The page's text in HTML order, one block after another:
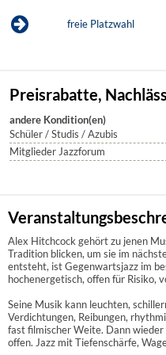
freie Platzwahl
Preisrabatte,
andere Kondition(en)
Schüler / Studis / Azubis
Mitglieder Jazzforum
Alex Hitchcock gehört zu jenen
Tradition blicken, um sie im
entsteht, ist Gegenwartsjazz im
hochenergetisch, offen für Risiko,
Seine Musik kann leuchten,
Verdichtungen, Reibungen,
fast filmischer Weite. Dann
offen. Jazz mit Tiefenschärfe,